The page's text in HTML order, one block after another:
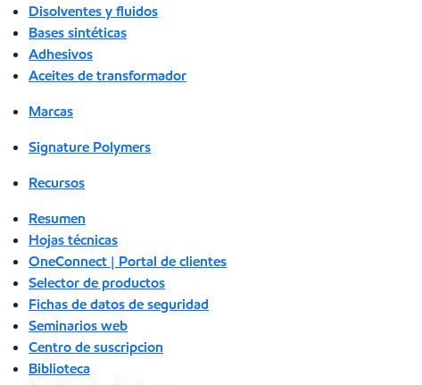
Disolventes y fluidos
Bases sintéticas
Adhesivos
Aceites de transformador
Marcas
Signature Polymers
Recursos
Resumen
Hojas técnicas
OneConnect | Portal de clientes
Selector de productos
Fichas de datos de seguridad
Seminarios web
Centro de suscripcion
Biblioteca